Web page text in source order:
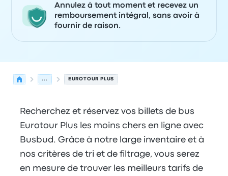
Annulez à tout moment et recevez un
remboursement intégral, sans avoir à
fournir de raison.
... EUROTOUR PLUS
Recherchez et réservez vos billets de bus
Eurotour Plus les moins chers en ligne avec
Busbud. Grâce à notre large inventaire et à
nos critères de tri et de filtrage, vous serez
en mesure de trouver les meilleurs tarifs de